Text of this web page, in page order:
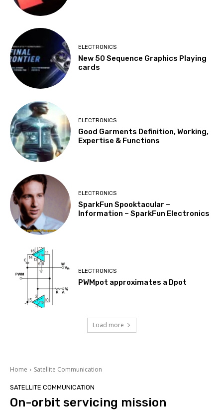
ELECTRONICS
New 50 Sequence Graphics Playing
cards
ELECTRONICS
Good Garments Definition, Working,
Expertise & Functions
ELECTRONICS
SparkFun Spooktacular –
Information – SparkFun Electronics
ELECTRONICS
PWMpot approximates a Dpot
Load more